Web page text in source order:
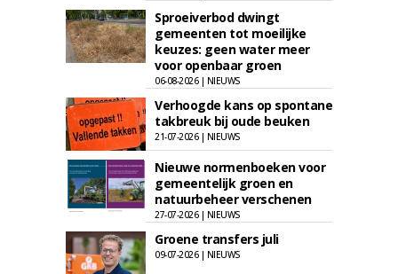
Sproeiverbod dwingt
gemeenten tot moeilijke
keuzes: geen water meer
voor openbaar groen
06-08-2026 | NIEUWS
Verhoogde kans op spontane
takbreuk bij oude beuken
21-07-2026 | NIEUWS
Nieuwe normenboeken voor
gemeentelijk groen en
natuurbeheer verschenen
27-07-2026 | NIEUWS
Groene transfers juli
09-07-2026 | NIEUWS